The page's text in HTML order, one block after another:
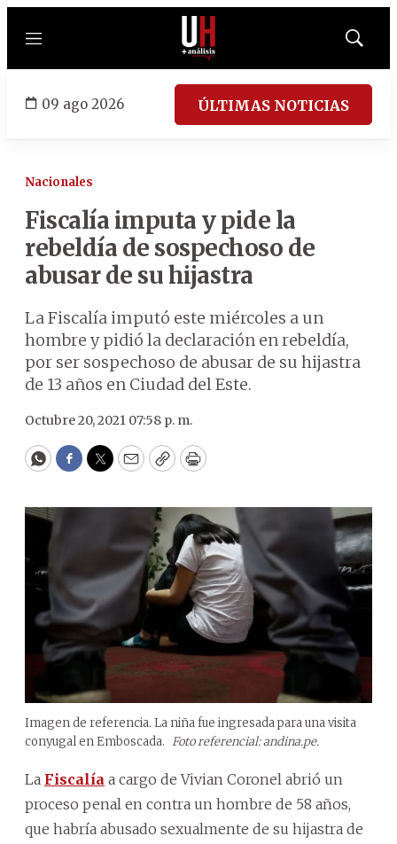
Menú
Mostrar
09 ago 2026 ÚLTIMAS NOTICIAS
Nacionales
Fiscalía imputa y pide la
rebeldía de sospechoso de
abusar de su hijastra
La Fiscalía imputó este miércoles a un
hombre y pidió la declaración en rebeldía,
por ser sospechoso de abusar de su hijastra
de 13 años en Ciudad del Este.
Octubre 20, 2021 07:58 p. m.
WhatsApp
Facebook
Twitter
EmailCopyPrint
Imagen de referencia. La niña fue ingresada para una visita
conyugal en Emboscada. Foto referencial: andina.pe.
La Fiscalía a cargo de Vivian Coronel abrió un
proceso penal en contra un hombre de 58 años,
que habría abusado sexualmente de su hijastra de